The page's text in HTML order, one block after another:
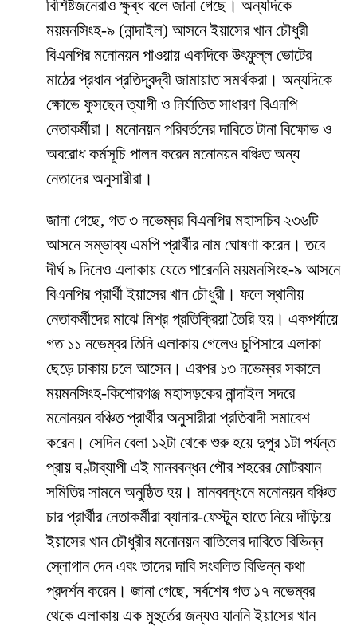
বিশিষ্টজনেরাও ক্ষুব্ধ বলে জানা গেছে। অন্যদিকে
ময়মনসিংহ-৯ (নান্দাইল) আসনে ইয়াসের খান চৌধুরী
বিএনপির মনোনয়ন পাওয়ায় একদিকে উৎফুল্ল ভোটের
মাঠের প্রধান প্রতিদ্বন্দ্বী জামায়াত সমর্থকরা। অন্যদিকে
ক্ষোভে ফুসছেন ত্যাগী ও নির্যাতিত সাধারণ বিএনপি
নেতাকর্মীরা। মনোনয়ন পরিবর্তনের দাবিতে টানা বিক্ষোভ ও
অবরোধ কর্মসূচি পালন করেন মনোনয়ন বঞ্চিত অন্য
নেতাদের অনুসারীরা।
জানা গেছে, গত ৩ নভেম্বর বিএনপির মহাসচিব ২৩৬টি
আসনে সম্ভাব্য এমপি প্রার্থীর নাম ঘোষণা করেন। তবে
দীর্ঘ ৯ দিনেও এলাকায় যেতে পারেননি ময়মনসিংহ-৯ আসনে
বিএনপির প্রার্থী ইয়াসের খান চৌধুরী। ফলে স্থানীয়
নেতাকর্মীদের মাঝে মিশ্র প্রতিক্রিয়া তৈরি হয়। একপর্যায়ে
গত ১১ নভেম্বর তিনি এলাকায় গেলেও চুপিসারে এলাকা
ছেড়ে ঢাকায় চলে আসেন। এরপর ১৩ নভেম্বর সকালে
ময়মনসিংহ-কিশোরগঞ্জ মহাসড়কের নান্দাইল সদরে
মনোনয়ন বঞ্চিত প্রার্থীর অনুসারীরা প্রতিবাদী সমাবেশ
করেন। সেদিন বেলা ১২টা থেকে শুরু হয়ে দুপুর ১টা পর্যন্ত
প্রায় ঘণ্টাব্যাপী এই মানববন্ধন পৌর শহরের মোটরযান
সমিতির সামনে অনুষ্ঠিত হয়। মানববন্ধনে মনোনয়ন বঞ্চিত
চার প্রার্থীর নেতাকর্মীরা ব্যানার-ফেস্টুন হাতে নিয়ে দাঁড়িয়ে
ইয়াসের খান চৌধুরীর মনোনয়ন বাতিলের দাবিতে বিভিন্ন
স্লোগান দেন এবং তাদের দাবি সংবলিত বিভিন্ন কথা
প্রদর্শন করেন। জানা গেছে, সর্বশেষ গত ১৭ নভেম্বর
থেকে এলাকায় এক মুহুর্তের জন্যও যাননি ইয়াসের খান